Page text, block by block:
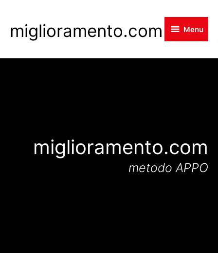
to
content
miglioramento.com Menu
miglioramento.com
metodo APPO